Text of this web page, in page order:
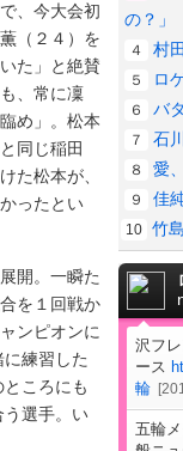
、今大会初
（２４）を
た」と絶賛
、常に凜
め」。松本
同じ稲田
た松本が、
ったとい
開。一瞬た
を１回戦か
ンピオンに
練習した
ころにも
う選手。い
の？」
４ 村
５ ロ
６ バ
７ 石
８ 愛
９ 佳
10 竹
沢フ
ース
輪 [
五輪